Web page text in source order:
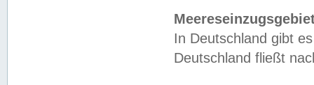
In Deutschland gibt
Deutschland fließt